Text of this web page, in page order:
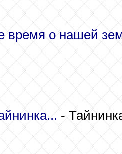
время о нашей
-